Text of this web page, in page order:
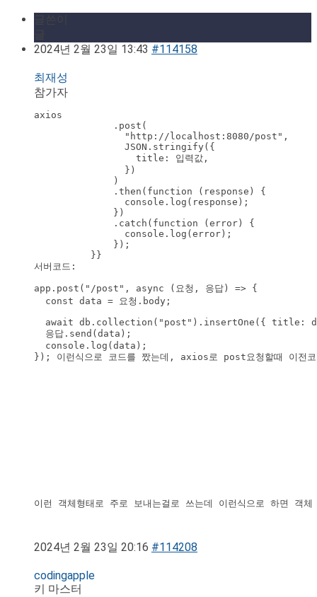
2024년 2월 23일 13:43 #114158
최재성
참가자
axios
.post(
"http://localhost:8080/post",
JSON.stringify({
title: 입력값,
})
)
.then(function (response) {
console.log(response);
})
.catch(function (error) {
console.log(error);
});
}}
app.post("/post", async (요청, 응답) => {
const data = 요청.body;
await db.collection("post").insertOne({ title:
응답.send(data);
console.log(data);
}); 이런식으로 코드를 짰는데, axios로 post요청할때
이런 객체형태로 주로 보내는걸로 쓰는데 이런식으로 하면
2024년 2월 23일 20:16 #114208
codingapple
키 마스터